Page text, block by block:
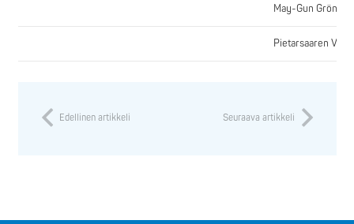
May-Gun
Pietarsaaren
Edellinen artikkeli Seuraava artikkeli